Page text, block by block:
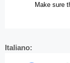
Italiano: